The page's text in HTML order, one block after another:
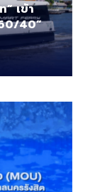
” เข้า
40”